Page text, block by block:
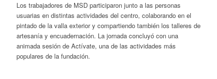
Los trabajadores de MSD participaron junto a las personas
usuarias en distintas actividades del centro, colaborando en el
pintado de la valla exterior y compartiendo también los talleres de
artesanía y encuadernación. La jornada concluyó con una
animada sesión de Actívate, una de las actividades más
populares de la fundación.